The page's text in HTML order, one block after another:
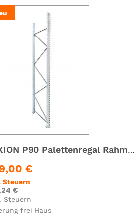
DEXION P90 Palettenregal Rahmen Ständer Höhe 2.750 mm x Tiefe 1100 mm
€
Steuern
€
Steuern
frei Haus